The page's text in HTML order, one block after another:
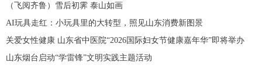
（飞阅齐鲁）雪后初霁 泰山如画
AI玩具走红：小玩具里的大转型，照见山东消费新图景
关爱女性健康 山东省中医院“2026国际妇女节健康嘉年华”即将举办
山东烟台启动“学雷锋”文明实践主题活动